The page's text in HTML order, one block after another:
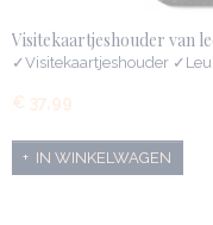
Visitekaartjeshouder van
✓Visitekaartjeshouder
€ 37,99
IN WINKELWAGEN